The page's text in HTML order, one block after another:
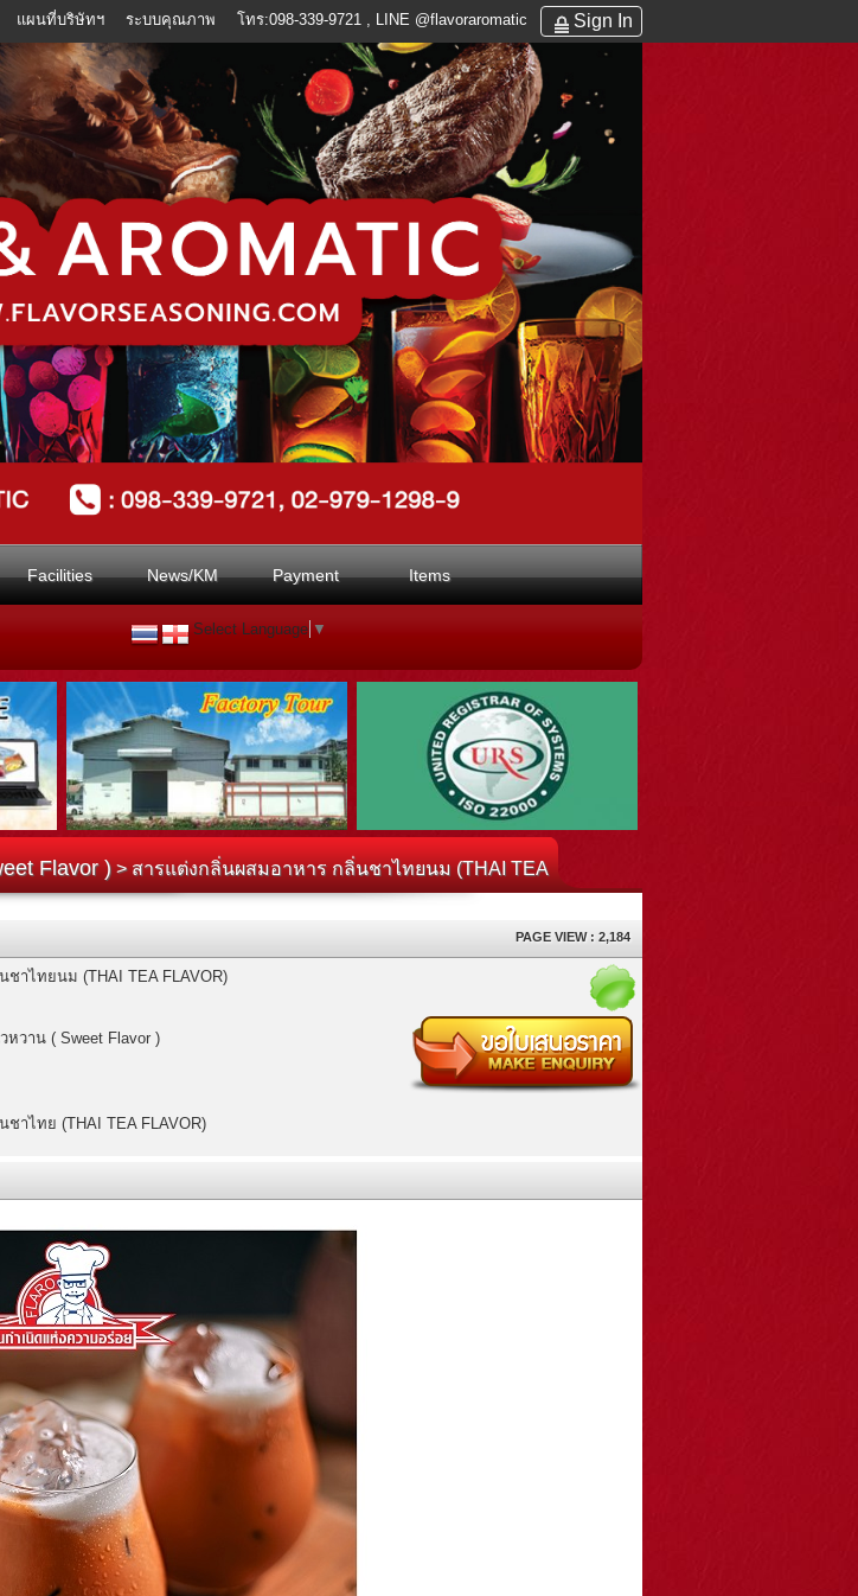
แผนที่บริษัทฯ ระบบคุณภาพ โทร:098-339-9721 , LINE @flavoraromatic Sign In
Facilities News/KM Payment Items
Select Language ▼
Flavor )> สารแต่งกลิ่นผสมอาหาร กลิ่นชาไทยนม (THAI TEA
PAGE VIEW : 2,184
าไทยนม (THAI TEA FLAVOR)
วาน ( Sweet Flavor )
าไทย (THAI TEA FLAVOR)